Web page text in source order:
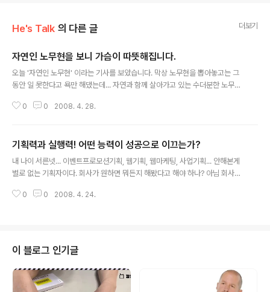
He's Talk 의 다른 글 더보기
자연인 노무현을 보니 가슴이 따뜻해집니다.
오늘 '자연인 노무현' 이라는 기사를 보았습니다. 막상 노무현을 뽑아놓고는 그
동안 일 못한다고 욕만 해댔는데... 자연과 함께 살아가고 있는 수더분한 노무현
않은 것 같습니다. 노무현이 조중동 신문사와 불편한 관계였고, 말실수를 좀 해
발로 끝난 뒤에 오는 후폭풍이라고 생각합니다. 이명박이 당선되고 우리 사회가
얼마나 바뀌었는지 보이지 않습니까? 물가는 폭등하고, 미국에 가서는 전부다
퍼주고 오고... 에휴... 이제는 노무현에 대해 제대로된 평가를 내려야 할 때입니
0 0 2008. 4. 28.
기획력과 실행력! 어떤 능력이 성공으로 이끄는가?
내 나이 서른넷... 이벤트프로모션기획, 웹기획, 웹마케팅, 사업기획... 안해본게
별로 없는 기획자이다. 회사가 원하면 뭐든지 해봤다고 해야 하나? 아님 회사를
시야가 많이 변한 것 같다. 예전에는 기획만 하면 그만이라고 생각했었는데... 실
안되었던 무수히 많은 일들! 그것들이 왜 안된걸까? 기획력때문? 실행력때문?
지금 생각해보면 실행력이 부재했기 때문이라고 생각한다. 난관에 봉착했을 때
그..
0 0 2008. 4. 24.
이 블로그 인기글